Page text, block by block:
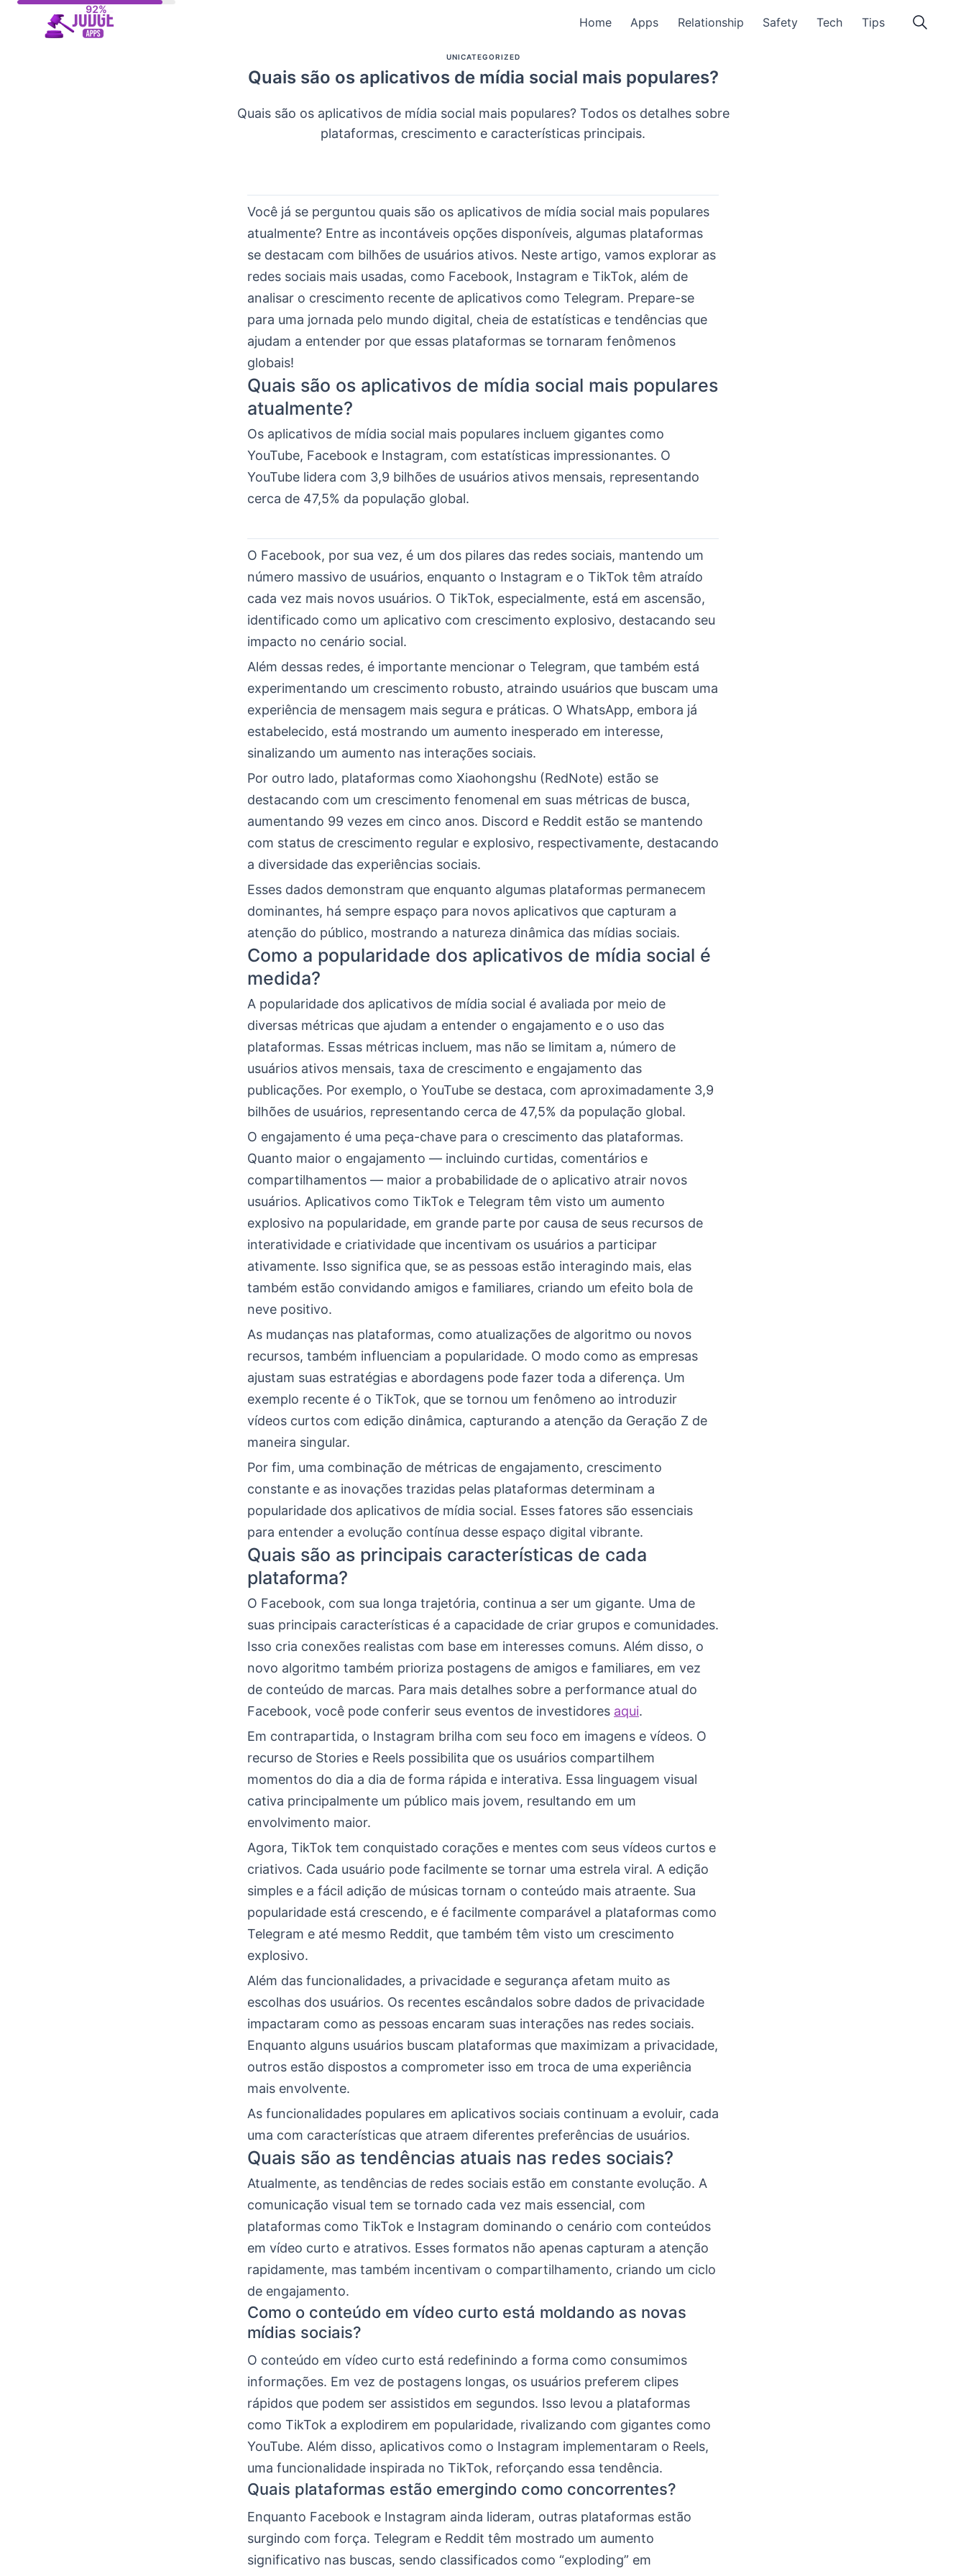
Home Apps Relationship Safety Tech Tips
UNICATEGORIZED
Quais são os aplicativos de mídia social mais populares?
Quais são os aplicativos de mídia social mais populares? Todos os detalhes sobre
plataformas, crescimento e características principais.
Você já se perguntou quais são os aplicativos de mídia social mais populares
atualmente? Entre as incontáveis opções disponíveis, algumas plataformas
se destacam com bilhões de usuários ativos. Neste artigo, vamos explorar as
redes sociais mais usadas, como Facebook, Instagram e TikTok, além de
analisar o crescimento recente de aplicativos como Telegram. Prepare-se
para uma jornada pelo mundo digital, cheia de estatísticas e tendências que
ajudam a entender por que essas plataformas se tornaram fenômenos
globais!
Quais são os aplicativos de mídia social mais populares
atualmente?
Os aplicativos de mídia social mais populares incluem gigantes como
YouTube, Facebook e Instagram, com estatísticas impressionantes. O
YouTube lidera com 3,9 bilhões de usuários ativos mensais, representando
cerca de 47,5% da população global.
O Facebook, por sua vez, é um dos pilares das redes sociais, mantendo um
número massivo de usuários, enquanto o Instagram e o TikTok têm atraído
cada vez mais novos usuários. O TikTok, especialmente, está em ascensão,
identificado como um aplicativo com crescimento explosivo, destacando seu
impacto no cenário social.
Além dessas redes, é importante mencionar o Telegram, que também está
experimentando um crescimento robusto, atraindo usuários que buscam uma
experiência de mensagem mais segura e práticas. O WhatsApp, embora já
estabelecido, está mostrando um aumento inesperado em interesse,
sinalizando um aumento nas interações sociais.
Por outro lado, plataformas como Xiaohongshu (RedNote) estão se
destacando com um crescimento fenomenal em suas métricas de busca,
aumentando 99 vezes em cinco anos. Discord e Reddit estão se mantendo
com status de crescimento regular e explosivo, respectivamente, destacando
a diversidade das experiências sociais.
Esses dados demonstram que enquanto algumas plataformas permanecem
dominantes, há sempre espaço para novos aplicativos que capturam a
atenção do público, mostrando a natureza dinâmica das mídias sociais.
Como a popularidade dos aplicativos de mídia social é
medida?
A popularidade dos aplicativos de mídia social é avaliada por meio de
diversas métricas que ajudam a entender o engajamento e o uso das
plataformas. Essas métricas incluem, mas não se limitam a, número de
usuários ativos mensais, taxa de crescimento e engajamento das
publicações. Por exemplo, o YouTube se destaca, com aproximadamente 3,9
bilhões de usuários, representando cerca de 47,5% da população global.
O engajamento é uma peça-chave para o crescimento das plataformas.
Quanto maior o engajamento — incluindo curtidas, comentários e
compartilhamentos — maior a probabilidade de o aplicativo atrair novos
usuários. Aplicativos como TikTok e Telegram têm visto um aumento
explosivo na popularidade, em grande parte por causa de seus recursos de
interatividade e criatividade que incentivam os usuários a participar
ativamente. Isso significa que, se as pessoas estão interagindo mais, elas
também estão convidando amigos e familiares, criando um efeito bola de
neve positivo.
As mudanças nas plataformas, como atualizações de algoritmo ou novos
recursos, também influenciam a popularidade. O modo como as empresas
ajustam suas estratégias e abordagens pode fazer toda a diferença. Um
exemplo recente é o TikTok, que se tornou um fenômeno ao introduzir
vídeos curtos com edição dinâmica, capturando a atenção da Geração Z de
maneira singular.
Por fim, uma combinação de métricas de engajamento, crescimento
constante e as inovações trazidas pelas plataformas determinam a
popularidade dos aplicativos de mídia social. Esses fatores são essenciais
para entender a evolução contínua desse espaço digital vibrante.
Quais são as principais características de cada
plataforma?
O Facebook, com sua longa trajetória, continua a ser um gigante. Uma de
suas principais características é a capacidade de criar grupos e comunidades.
Isso cria conexões realistas com base em interesses comuns. Além disso, o
novo algoritmo também prioriza postagens de amigos e familiares, em vez
de conteúdo de marcas. Para mais detalhes sobre a performance atual do
Facebook, você pode conferir seus eventos de investidores aqui.
Em contrapartida, o Instagram brilha com seu foco em imagens e vídeos. O
recurso de Stories e Reels possibilita que os usuários compartilhem
momentos do dia a dia de forma rápida e interativa. Essa linguagem visual
cativa principalmente um público mais jovem, resultando em um
envolvimento maior.
Agora, TikTok tem conquistado corações e mentes com seus vídeos curtos e
criativos. Cada usuário pode facilmente se tornar uma estrela viral. A edição
simples e a fácil adição de músicas tornam o conteúdo mais atraente. Sua
popularidade está crescendo, e é facilmente comparável a plataformas como
Telegram e até mesmo Reddit, que também têm visto um crescimento
explosivo.
Além das funcionalidades, a privacidade e segurança afetam muito as
escolhas dos usuários. Os recentes escândalos sobre dados de privacidade
impactaram como as pessoas encaram suas interações nas redes sociais.
Enquanto alguns usuários buscam plataformas que maximizam a privacidade,
outros estão dispostos a comprometer isso em troca de uma experiência
mais envolvente.
As funcionalidades populares em aplicativos sociais continuam a evoluir, cada
uma com características que atraem diferentes preferências de usuários.
Quais são as tendências atuais nas redes sociais?
Atualmente, as tendências de redes sociais estão em constante evolução. A
comunicação visual tem se tornado cada vez mais essencial, com
plataformas como TikTok e Instagram dominando o cenário com conteúdos
em vídeo curto e atrativos. Esses formatos não apenas capturam a atenção
rapidamente, mas também incentivam o compartilhamento, criando um ciclo
de engajamento.
Como o conteúdo em vídeo curto está moldando as novas
mídias sociais?
O conteúdo em vídeo curto está redefinindo a forma como consumimos
informações. Em vez de postagens longas, os usuários preferem clipes
rápidos que podem ser assistidos em segundos. Isso levou a plataformas
como TikTok a explodirem em popularidade, rivalizando com gigantes como
YouTube. Além disso, aplicativos como o Instagram implementaram o Reels,
uma funcionalidade inspirada no TikTok, reforçando essa tendência.
Quais plataformas estão emergindo como concorrentes?
Enquanto Facebook e Instagram ainda lideram, outras plataformas estão
surgindo com força. Telegram e Reddit têm mostrado um aumento
significativo nas buscas, sendo classificados como “exploding” em